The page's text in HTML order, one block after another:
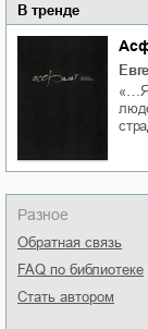
В тренде
«…Я
Разное
Обратная связь
FAQ по библиотеке
Стать автором